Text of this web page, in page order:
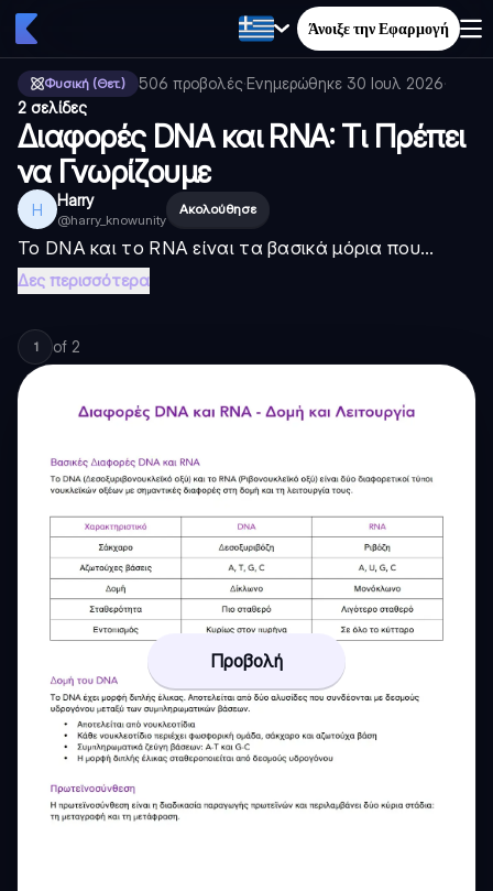
Άνοιξε την Εφαρμογή
Φυσική (Θετ.) 506 προβολές·Ενημερώθηκε 30 Ιουλ 2026·
2 σελίδες
Διαφορές DNA και RNA: Τι Πρέπει
να Γνωρίζουμε
H Harry
@harry_knowunity
Ακολούθησε
Το DNA και το RNA είναι τα βασικά μόρια που...
Δες περισσότερα
1 of 2
Προβολή